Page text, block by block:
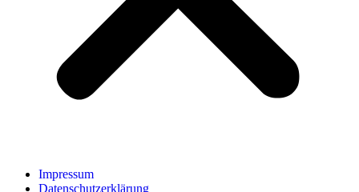
Impressum
Datenschutzerklärung